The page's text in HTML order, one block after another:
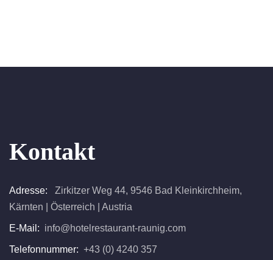
Kontakt
Adresse:
Zirkitzer Weg 44, 9546 Bad Kleinkirchheim,
Kärnten | Österreich | Austria
E-Mail: info@hotelrestaurant-raunig.com
Telefonnummer: +43 (0) 4240 357